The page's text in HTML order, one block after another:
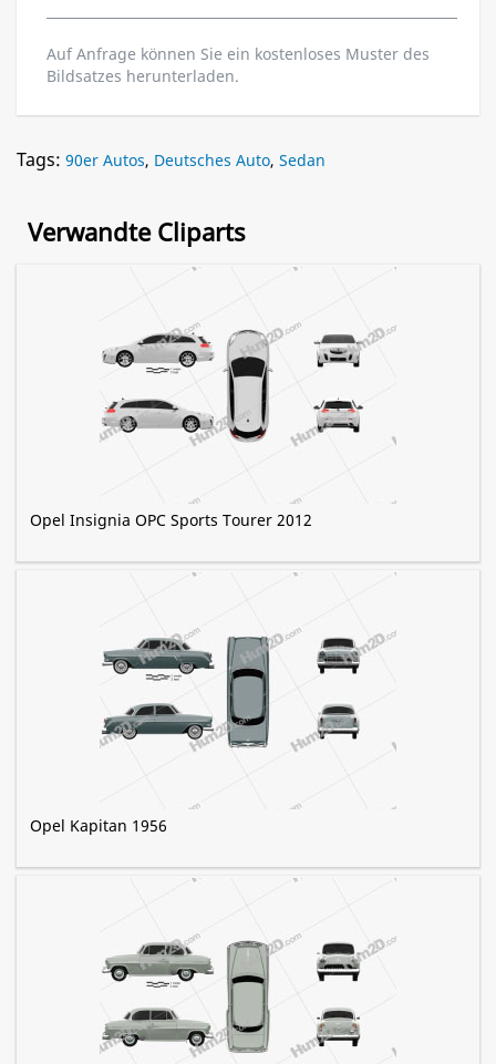
Auf Anfrage können Sie ein kostenloses Muster des
Bildsatzes herunterladen.
Tags: 90er Autos, Deutsches Auto, Sedan
Verwandte Cliparts
Opel Insignia OPC Sports Tourer 2012
Opel Kapitan 1956